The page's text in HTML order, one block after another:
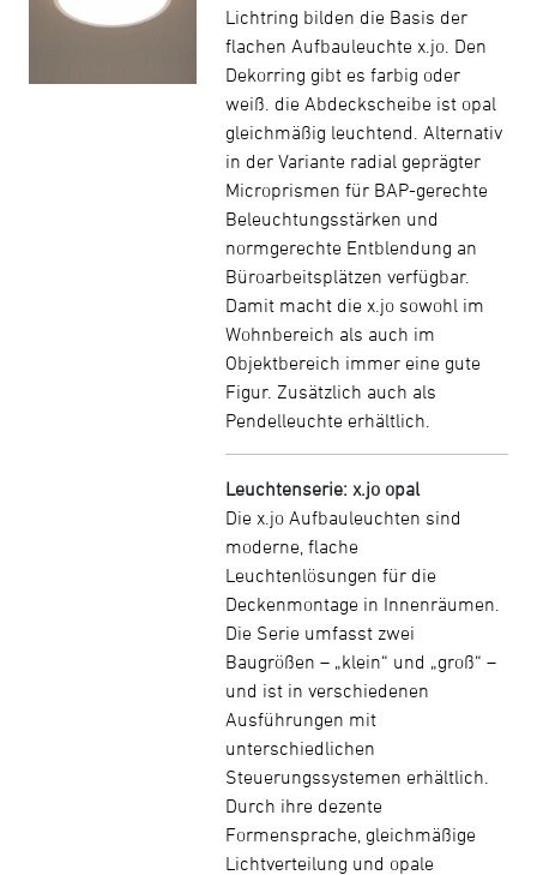
Lichtring bilden die Basis der
flachen Aufbauleuchte x.jo. Den
Dekorring gibt es farbig oder
weiß. die Abdeckscheibe ist opal
gleichmäßig leuchtend. Alternativ
in der Variante radial geprägter
Microprismen für BAP-gerechte
Beleuchtungsstärken und
normgerechte Entblendung an
Büroarbeitsplätzen verfügbar.
Damit macht die x.jo sowohl im
Wohnbereich als auch im
Objektbereich immer eine gute
Figur. Zusätzlich auch als
Pendelleuchte erhältlich.
Leuchtenserie: x.jo opal
Die x.jo Aufbauleuchten sind
moderne, flache
Leuchtenlösungen für die
Deckenmontage in Innenräumen.
Die Serie umfasst zwei
Baugrößen – „klein“ und „groß“ –
und ist in verschiedenen
Ausführungen mit
unterschiedlichen
Steuerungssystemen erhältlich.
Durch ihre dezente
Formensprache, gleichmäßige
Lichtverteilung und opale